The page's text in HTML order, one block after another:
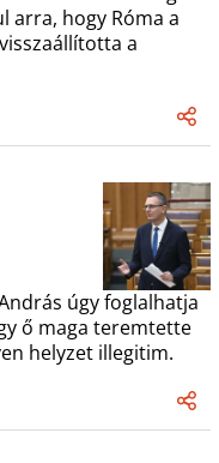
arra, hogy Róma a
a
úgy foglalhatja
ő maga teremtette
helyzet illegitim.